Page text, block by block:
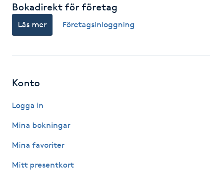
Gruppträning
Hatha Yoga
Healing
Herrklippning
Bokadirekt för företag
Läs mer Företagsinloggning
Konto
Logga in
Mina bokningar
Mina favoriter
Mitt presentkort